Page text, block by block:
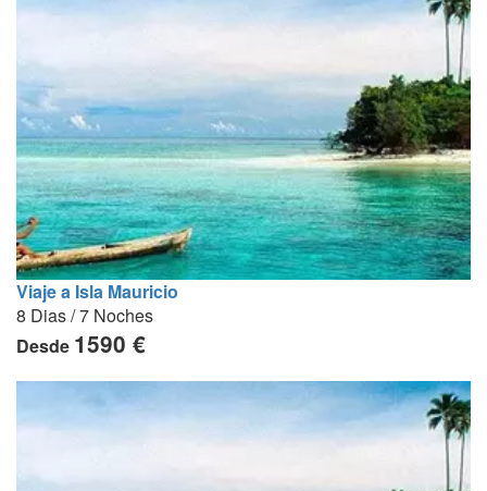
Viaje a Isla Mauricio
8 Dias / 7 Noches
Desde 1590 €